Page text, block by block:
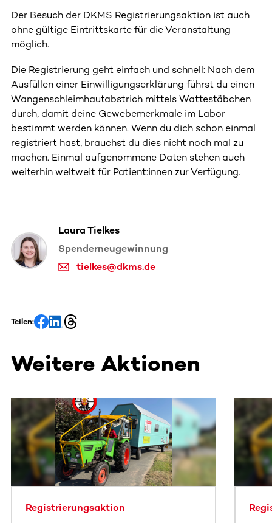
Der Besuch der DKMS Registrierungsaktion ist auch
ohne gültige Eintrittskarte für die Veranstaltung
möglich.
Die Registrierung geht einfach und schnell: Nach dem
Ausfüllen einer Einwilligungserklärung führst du einen
Wangenschleimhautabstrich mittels Wattestäbchen
durch, damit deine Gewebemerkmale im Labor
bestimmt werden können. Wenn du dich schon einmal
registriert hast, brauchst du dies nicht noch mal zu
machen. Einmal aufgenommene Daten stehen auch
weiterhin weltweit für Patient:innen zur Verfügung.
Laura Tielkes
Spenderneugewinnung
tielkes@dkms.de
Teilen:
Weitere Aktionen
Dieser Bereich enthält horizontal scrollbare Inhalte.
Registrierungsaktion